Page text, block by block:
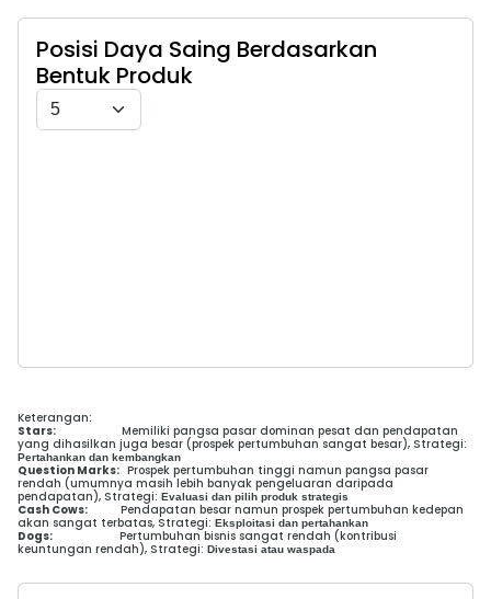
Posisi Daya Saing Berdasarkan
Bentuk Produk
Keterangan:
Stars:
Memiliki pangsa pasar dominan pesat dan pendapatan
yang dihasilkan juga besar (prospek pertumbuhan sangat besar), Strategi:
Pertahankan dan kembangkan
Question Marks: Prospek pertumbuhan tinggi namun pangsa pasar
rendah (umumnya masih lebih banyak pengeluaran daripada
pendapatan), Strategi: Evaluasi dan pilih produk strategis
Cash Cows:
Pendapatan besar namun prospek pertumbuhan kedepan
akan sangat terbatas, Strategi: Eksploitasi dan pertahankan
Dogs:
Pertumbuhan bisnis sangat rendah (kontribusi
keuntungan rendah), Strategi: Divestasi atau waspada